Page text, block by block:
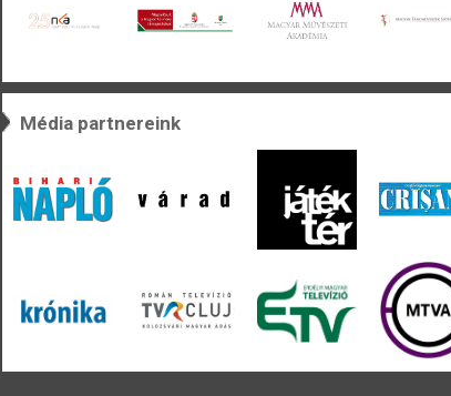
Média partnereink